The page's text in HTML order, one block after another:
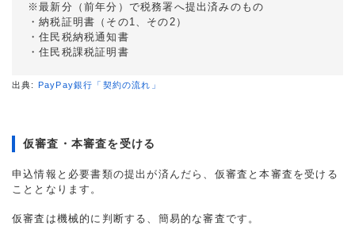
※最新分（前年分）で税務署へ提出済みのもの
・納税証明書（その1、その2）
・住民税納税通知書
・住民税課税証明書
出典: PayPay銀行「契約の流れ」
仮審査・本審査を受ける
申込情報と必要書類の提出が済んだら、仮審査と本審査を受ける
こととなります。
仮審査は機械的に判断する、簡易的な審査です。